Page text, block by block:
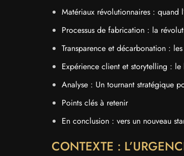
Matériaux révolutionnaires : quand
Processus de fabrication : la
Transparence et décarbonation :
Expérience client et storytelling :
Analyse : Un tournant stratégique
Points clés à retenir
En conclusion : vers un nouveau
CONTEXTE :